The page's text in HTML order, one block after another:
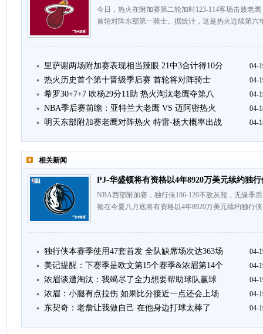
今日，热火在附加赛第二轮加时123-114客场击败老
首轮对阵东部第一骑士。据统计，这是热火连续第
里萨谢两场附加赛表现相当辣眼 21中3合计得10分 04-
热火历史首个第十晋级季后赛 首轮将对阵骑士 04-
希罗30+7+7 吹杨29分11助 热火淘汰老鹰夺第八 04-
NBA季后赛前瞻：亚特兰大老鹰 VS 迈阿密热火 04-
明天东部附加赛老鹰对阵热火 特雷-杨大概率出战 04-
相关新闻
PJ-华盛顿将有资格以4年8920万美元续约独行
NBA西部附加赛，独行侠106-120不敌灰熊，无缘季
顿在今夏八月底将有资格以4年8920万美元续约独行
独行侠本赛季使用47套首发 全队缺席场次达363场 04-
美记提醒：下赛季是欧文第15个赛季&浓眉第14个 04-
浓眉谈遭淘汰：我竭尽了全力想要帮助球队赢球 04-
浓眉：小腿有点拉伤 如果比分接近一点还会上场 04-
东契奇：老詹让我做自己 在他身边打球太棒了 04-